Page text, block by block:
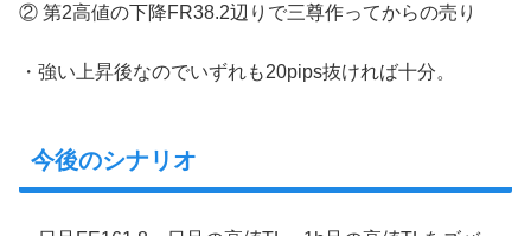
② 第2高値の下降FR38.2辺りで三尊作ってからの売り
・強い上昇後なのでいずれも20pips抜ければ十分。
今後のシナリオ